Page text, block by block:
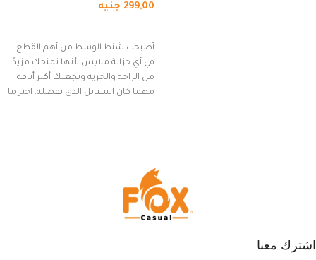
(رمادي)
299,00 جنيه
أصبحت شنط الوسط من أهم القطع
في أي خزانة ملابس لأنها تمنحك مزيدًا
من الراحة والحرية وتجعلك أكثر أناقة
مهما كان الستايل الذي تفضله. اختر ما
اشترك معنا